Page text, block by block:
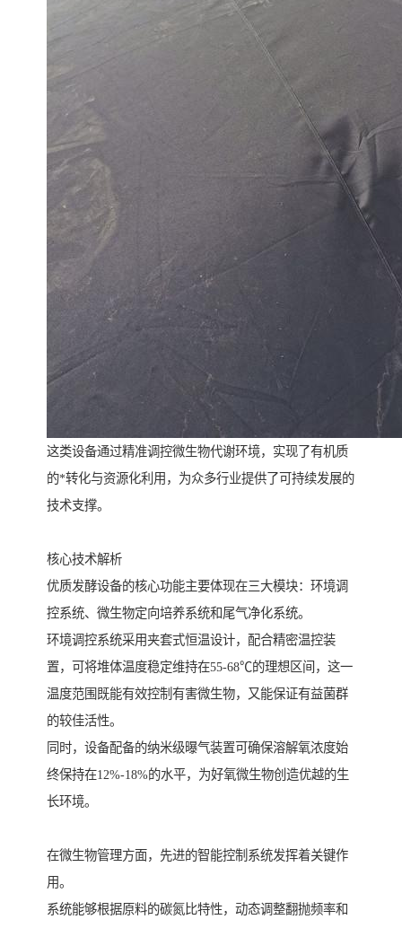
这类设备通过精准调控微生物代谢环境，实现了有机质
的*转化与资源化利用，为众多行业提供了可持续发展的
技术支撑。
核心技术解析
优质发酵设备的核心功能主要体现在三大模块：环境调
控系统、微生物定向培养系统和尾气净化系统。
环境调控系统采用夹套式恒温设计，配合精密温控装
置，可将堆体温度稳定维持在55-68℃的理想区间，这一
温度范围既能有效控制有害微生物，又能保证有益菌群
的较佳活性。
同时，设备配备的纳米级曝气装置可确保溶解氧浓度始
终保持在12%-18%的水平，为好氧微生物创造优越的生
长环境。
在微生物管理方面，先进的智能控制系统发挥着关键作
用。
系统能够根据原料的碳氮比特性，动态调整翻抛频率和